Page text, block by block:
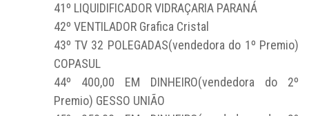
41º LIQUIDIFICADOR VIDRAÇARIA PARANÁ
42º VENTILADOR Grafica Cristal
43º TV 32 POLEGADAS(vendedora do 1º Premio)
COPASUL
44º 400,00 EM DINHEIRO(vendedora do 2º
Premio) GESSO UNIÃO